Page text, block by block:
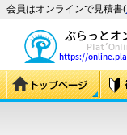
会員はオンラインで見積書(